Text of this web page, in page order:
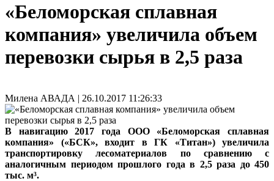
«Беломорская сплавная
компания» увеличила объем
перевозки сырья в 2,5 раза
Милена АВАДА | 26.10.2017 11:26:33
В навигацию 2017 года ООО «Беломорская сплавная
компания» («БСК», входит в ГК «Титан») увеличила
транспортировку лесоматериалов по сравнению с
аналогичным периодом прошлого года в 2,5 раза до 450
тыс. м³.